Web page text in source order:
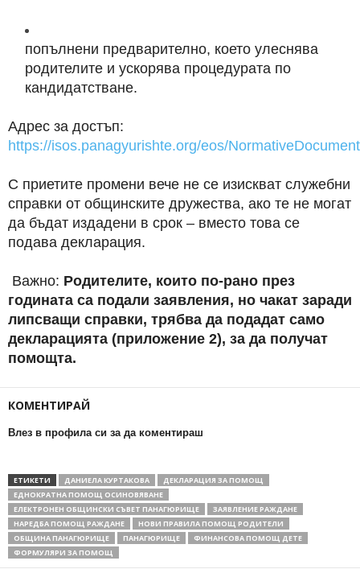
попълнени предварително, което улеснява
родителите и ускорява процедурата по
кандидатстване.
Адрес за достъп:
https://isos.panagyurishte.org/eos/
С приетите промени вече не се изискват служебни
справки от общинските дружества, ако те не могат
да бъдат издадени в срок – вместо това се
подава декларация.
Важно: Родителите, които по-рано през
годината са подали заявления, но чакат заради
липсващи справки, трябва да подадат само
декларацията (приложение 2), за да получат
помощта.
КОМЕНТИРАЙ
Влез в профила си за да коментираш
ЕТИКЕТИ ДАНИЕЛА КУРТАКОВА
ДЕКЛАРАЦИЯ ЗА ПОМОЩ
ЕДНОКРАТНА ПОМОЩ ОСИНОВЯВАНЕ
ЕЛЕКТРОНЕН ОБЩИНСКИ СЪВЕТ ПАНАГЮРИЩЕ
ЗАЯВЛЕНИЕ РАЖДАНЕ
НАРЕДБА ПОМОЩ РАЖДАНЕ
НОВИ ПРАВИЛА ПОМОЩ РОДИТЕЛИ
ОБЩИНА ПАНАГЮРИЩЕ
ПАНАГЮРИЩЕ
ФИНАНСОВА ПОМОЩ ДЕТЕ
ФОРМУЛЯРИ ЗА ПОМОЩ